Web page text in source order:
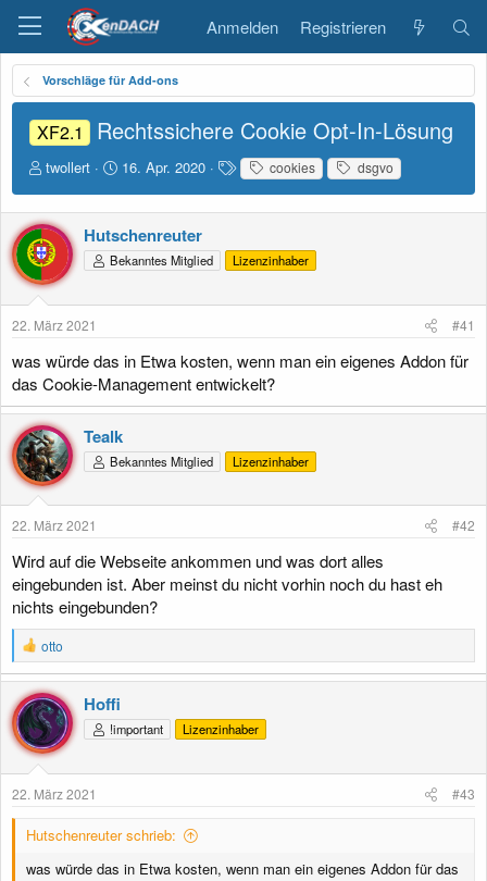
Anmelden Registrieren
Vorschläge für Add-ons
XF2.1 Rechtssichere Cookie Opt-In-Lösung
E
t
e
l
l
e
r
twollert
E
e
l
t
16. Apr. 2020
S
c
g
o
e
cookies dsgvo
Hutschenreuter
Bekanntes Mitglied Lizenzinhaber
22. März 2021 #41
was würde das in Etwa kosten, wenn man ein eigenes Addon für
das Cookie-Management entwickelt?
Tealk
Bekanntes Mitglied Lizenzinhaber
22. März 2021 #42
Wird auf die Webseite ankommen und was dort alles
eingebunden ist. Aber meinst du nicht vorhin noch du hast eh
nichts eingebunden?
R
e
a
k
t
i
o
n
n
otto
Hoffi
!important Lizenzinhaber
22. März 2021 #43
Hutschenreuter schrieb:
was würde das in Etwa kosten, wenn man ein eigenes Addon für das